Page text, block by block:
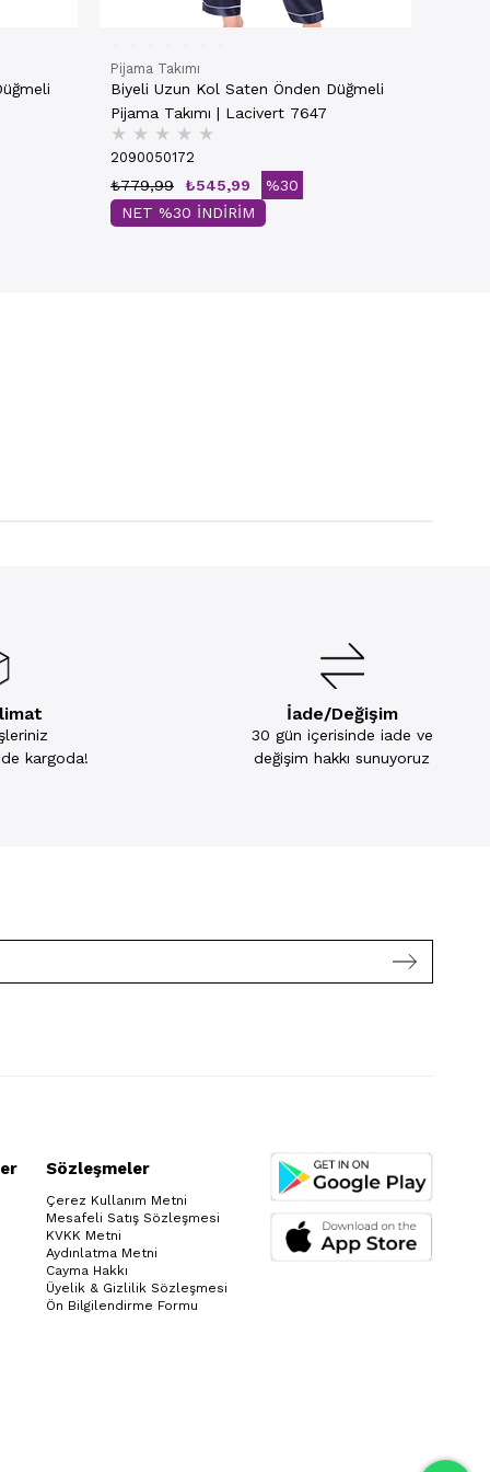
Pijama Takımı
Biyeli Uzun Kol Saten Önden Düğmeli
Pijama Takımı | Lacivert 7647
★ ★ ★ ★ ★
2090050172
₺545,99
₺779,99
%30
NET %30 İNDİRİM
kargoda!
İade/Değişim
30 gün içerisinde iade ve
değişim hakkı sunuyoruz
Sözleşmeler
Çerez Kullanım Metni
Mesafeli Satış Sözleşmesi
KVKK Metni
Aydınlatma Metni
Cayma Hakkı
Üyelik & Gizlilik Sözleşmesi
Ön Bilgilendirme Formu